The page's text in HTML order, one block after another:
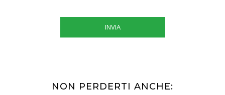
INVIA
NON PERDERTI ANCHE: